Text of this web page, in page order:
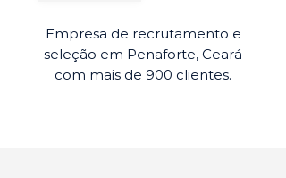
Empresa de recrutamento e
seleção em Penaforte, Ceará
com mais de 900 clientes.